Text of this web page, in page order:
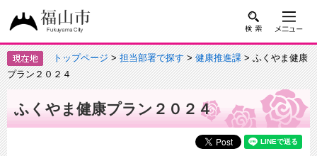
トップページ>担当部署で探す>健康推進課> ふくやま健康
プラン２０２４
ふくやま健康プラン２０２４